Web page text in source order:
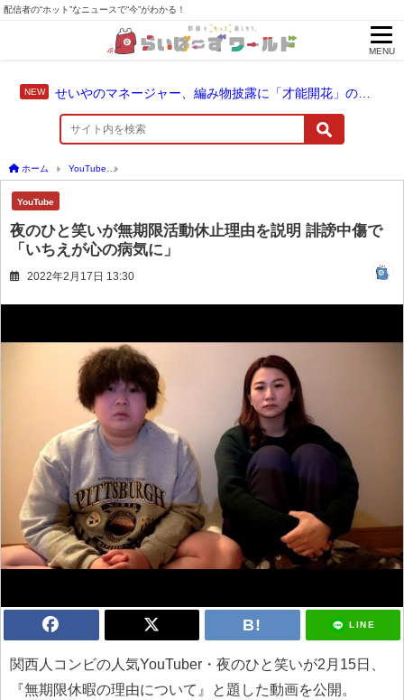
配信者の“ホット”なニュースで“今”がわかる！
MENU
せいやのマネージャー、編み物披露に「才能開花」の予感
ホーム YouTube
YouTube
夜のひと笑いが無期限活動休止理由を説明 誹謗中傷で
「いちえが心の病気に」
2022年2月17日 13:30
LINE
関西人コンビの人気YouTuber・夜のひと笑いが2月15日、
『無期限休暇の理由について』と題した動画を公開。